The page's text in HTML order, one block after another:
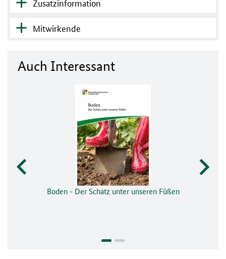
Zusatzinformation
Mitwirkende
Auch Interessant
Boden - Der Schatz unter unseren Füßen